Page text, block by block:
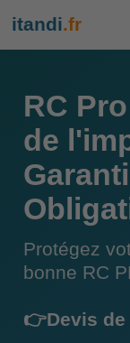
itandi.fr
RC
de
Protégez
bonne RC
👉Devis de